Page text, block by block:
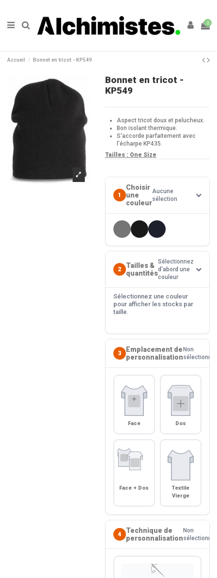
0
Accueil Bonnet en tricot - KP549
Bonnet en tricot -
KP549
Aspect tricot doux et pelucheux.
Bon isolant thermique.
S'accorde parfaitement avec
l'écharpe KP435.
Tailles : One Size
1
Choisir
une
couleur
Aucune
sélection
2
Tailles &
quantités
Sélectionnez
d'abord une
couleur
Sélectionnez une couleur
pour afficher les stocks par
taille.
3
Emplacement de
personnalisation
Non
sélectionné
Face Dos
Face + Dos
Textile
Vierge
4
Technique de
personnalisation
Non
sélectionné
🪡